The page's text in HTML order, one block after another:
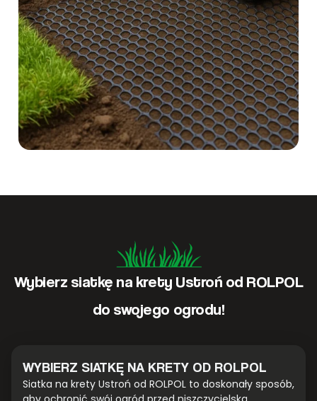
Wybierz siatkę na krety Ustroń od ROLPOL
do swojego ogrodu!
WYBIERZ SIATKĘ NA KRETY OD ROLPOL
Siatka na krety Ustroń od ROLPOL to doskonały sposób,